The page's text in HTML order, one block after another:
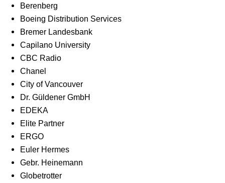
Berenberg
Boeing Distribution Services
Bremer Landesbank
Capilano University
CBC Radio
Chanel
City of Vancouver
Dr. Güldener GmbH
EDEKA
Elite Partner
ERGO
Euler Hermes
Gebr. Heinemann
Globetrotter